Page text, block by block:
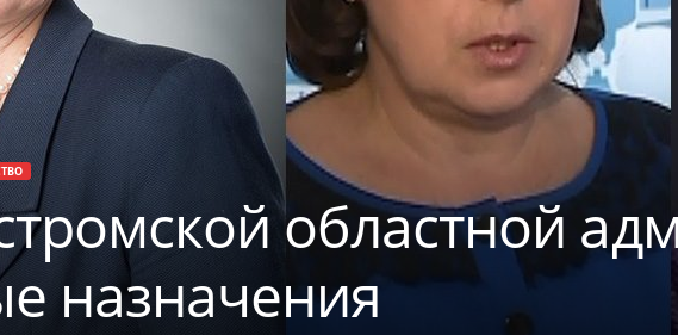
областной
назначения